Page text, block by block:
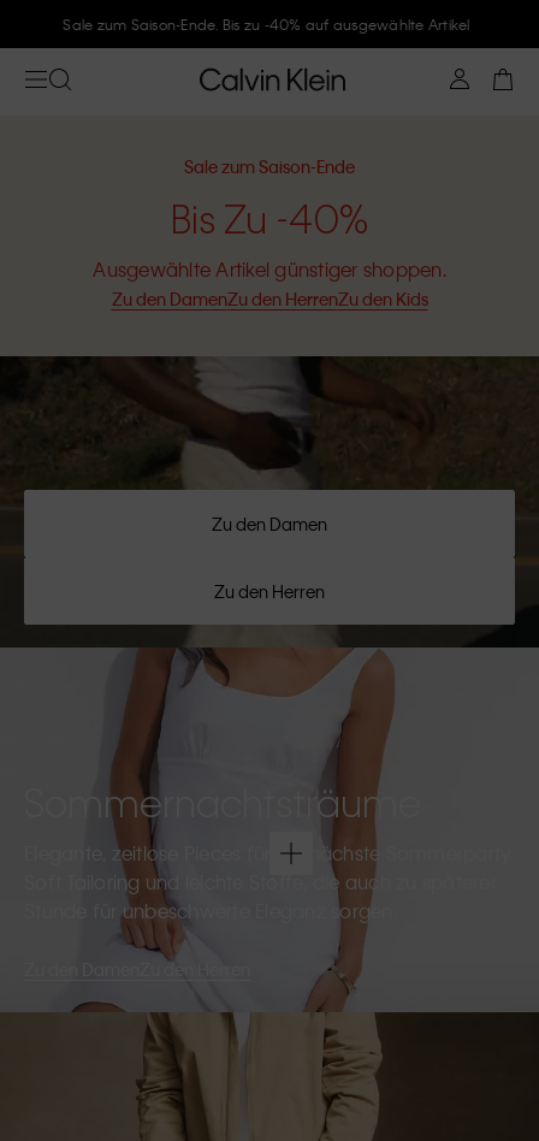
Folge Calvin Klein und gönne Dir -10%
Sale zum Saison-Ende
Bis Zu -40%
Ausgewählte Artikel günstiger shoppen.
Zu den DamenZu den HerrenZu den Kids
Zu den Damen
Zu den Herren
Sommernachtsträume
Elegante, zeitlose Pieces für die nächste Sommerparty.
Soft Tailoring und leichte Stoffe, die auch zu späterer
Stunde für unbeschwerte Eleganz sorgen.
Zu den Herren